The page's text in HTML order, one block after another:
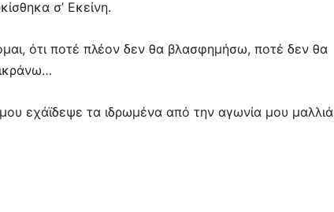
σ’ Εκείνη.
ότι ποτέ πλέον δεν θα βλασφημήσω, ποτέ δεν θα
εχάϊδεψε τα ιδρωμένα από την αγωνία μου μαλλιά